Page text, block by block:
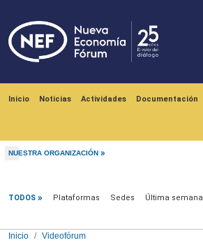
Inicio Noticias Actividades Documentación
NUESTRA ORGANIZACIÓN
TODOS Plataformas Sedes Última semana
Inicio Videofórum